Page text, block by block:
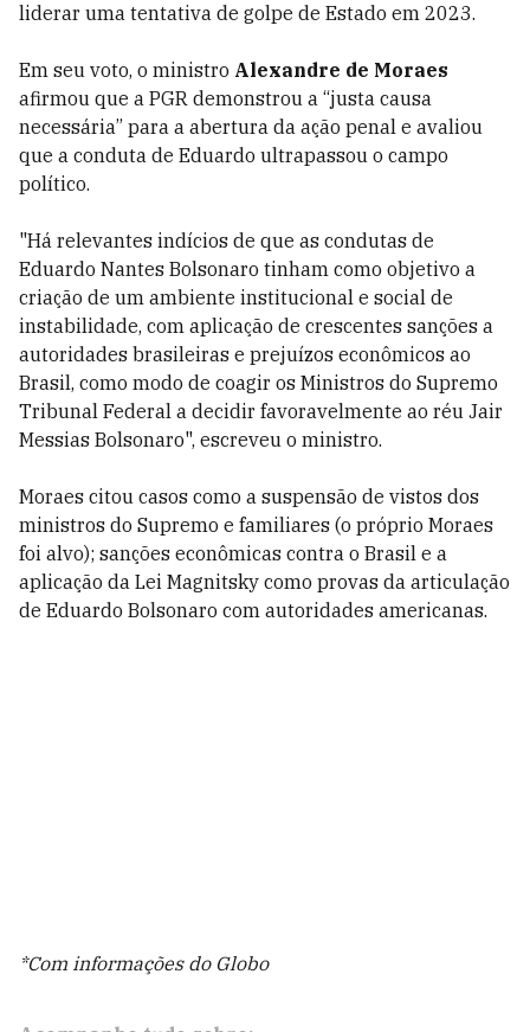
liderar uma tentativa de golpe de Estado em 2023.
Em seu voto, o ministro Alexandre de Moraes
afirmou que a PGR demonstrou a “justa causa
necessária” para a abertura da ação penal e avaliou
que a conduta de Eduardo ultrapassou o campo
político.
"Há relevantes indícios de que as condutas de
Eduardo Nantes Bolsonaro tinham como objetivo a
criação de um ambiente institucional e social de
instabilidade, com aplicação de crescentes sanções a
autoridades brasileiras e prejuízos econômicos ao
Brasil, como modo de coagir os Ministros do Supremo
Tribunal Federal a decidir favoravelmente ao réu Jair
Messias Bolsonaro", escreveu o ministro.
Moraes citou casos como a suspensão de vistos dos
ministros do Supremo e familiares (o próprio Moraes
foi alvo); sanções econômicas contra o Brasil e a
aplicação da Lei Magnitsky como provas da articulação
de Eduardo Bolsonaro com autoridades americanas.
*Com informações do Globo